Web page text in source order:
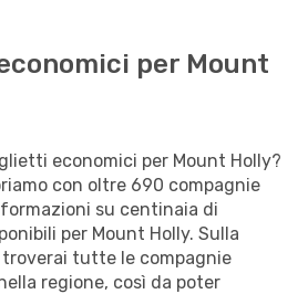
per Mount
economici per Mount Holly?
con oltre 690 compagnie
su centinaia di
per Mount Holly. Sulla
tutte le compagnie
regione, così da poter